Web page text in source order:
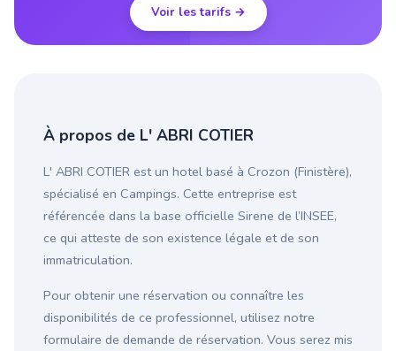
Voir les tarifs →
À propos de L' ABRI COTIER
L' ABRI COTIER est un hotel basé à Crozon (Finistère),
spécialisé en Campings. Cette entreprise est
référencée dans la base officielle Sirene de l’INSEE,
ce qui atteste de son existence légale et de son
immatriculation.
Pour obtenir une réservation ou connaître les
disponibilités de ce professionnel, utilisez notre
formulaire de demande de réservation. Vous serez mis